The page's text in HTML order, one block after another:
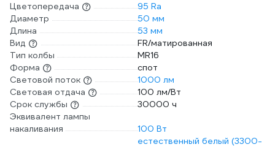
Цветопередача
95 Ra
Диаметр
50 мм
Длина
53 мм
Вид
FR/матированная
Тип колбы
MR16
Форма
спот
Световой поток
1000 лм
Световая отдача
100 лм/Вт
Срок службы
30000 ч
Эквивалент лампы
накаливания
100 Вт
естественный белый (3300-